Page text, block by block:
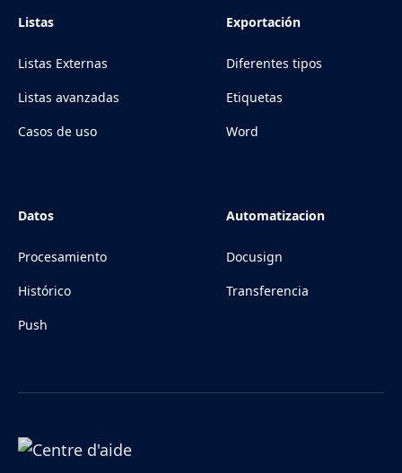
Listas
Listas Externas
Listas avanzadas
Casos de uso
Exportación
Diferentes tipos
Etiquetas
Word
Datos
Procesamiento
Histórico
Push
Automatizacion
Docusign
Transferencia